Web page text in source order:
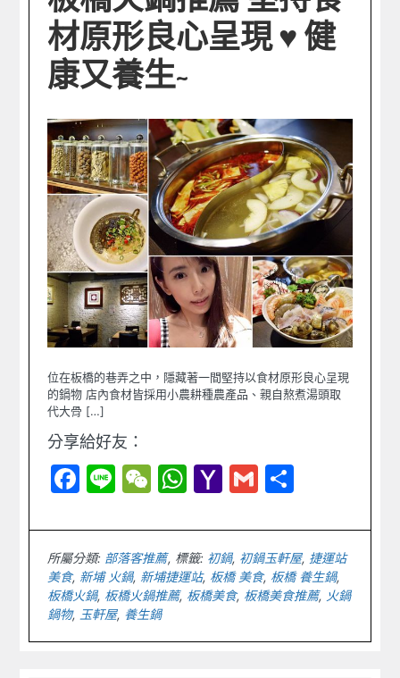
材原形良心呈現 ♥︎ 健
康又養生~
位在板橋的巷弄之中，隱藏著一間堅持以食材原形良心呈現
的鍋物 店內食材皆採用小農耕種農產品、親自熬煮湯頭取
代大骨 […]
分享給好友：
Facebook
LineWeChat
WhatsApp
Yahoo
Gmail
所屬分類: 部落客推薦 標籤: 初鍋, 初鍋玉軒屋, 捷運站
美食, 新埔 火鍋, 新埔捷運站, 板橋 美食, 板橋 養生鍋,
板橋火鍋, 板橋火鍋推薦, 板橋美食, 板橋美食推薦, 火鍋
鍋物, 玉軒屋, 養生鍋